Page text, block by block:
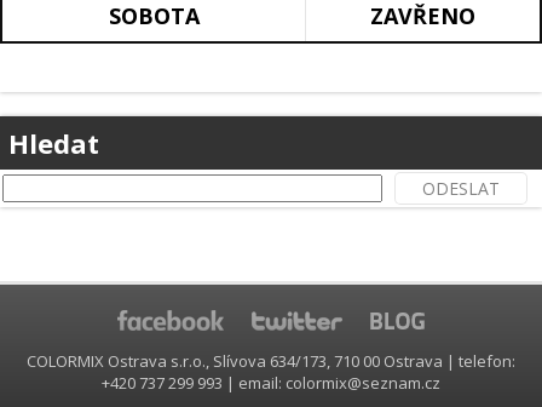
SOBOTA
ZAVŘENO
Hledat
COLORMIX Ostrava s.r.o., Slívova 634/173, 710 00 Ostrava | telefon:
+420 737 299 993 | email: colormix@seznam.cz